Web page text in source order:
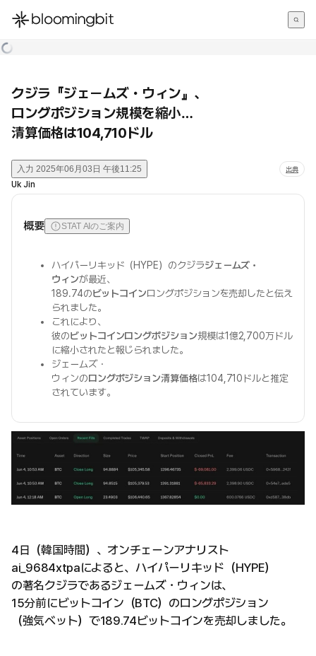
한국어
クジラ『ジェームズ・ウィン』、
ロングポジション規模を縮小…
清算価格は104,710ドル
入力 2025年06月03日 午後11:25 出典
Uk Jin
概要 STAT AIのご案内
ハイパーリキッド（HYPE）のクジラジェームズ・
ウィンが最近、
189.74のビットコインロングポジションを売却したと伝え
られました。
これにより、
彼のビットコインロングポジション規模は1億2,700万ドル
に縮小されたと報じられました。
ジェームズ・
ウィンのロングポジション清算価格は104,710ドルと推定
されています。
4日（韓国時間）、オンチェーンアナリスト
ai_9684xtpaによると、ハイパーリキッド（HYPE）
の著名クジラであるジェームズ・ウィンは、
15分前にビットコイン（BTC）のロングポジション
（強気ベット）で189.74ビットコインを売却しました。